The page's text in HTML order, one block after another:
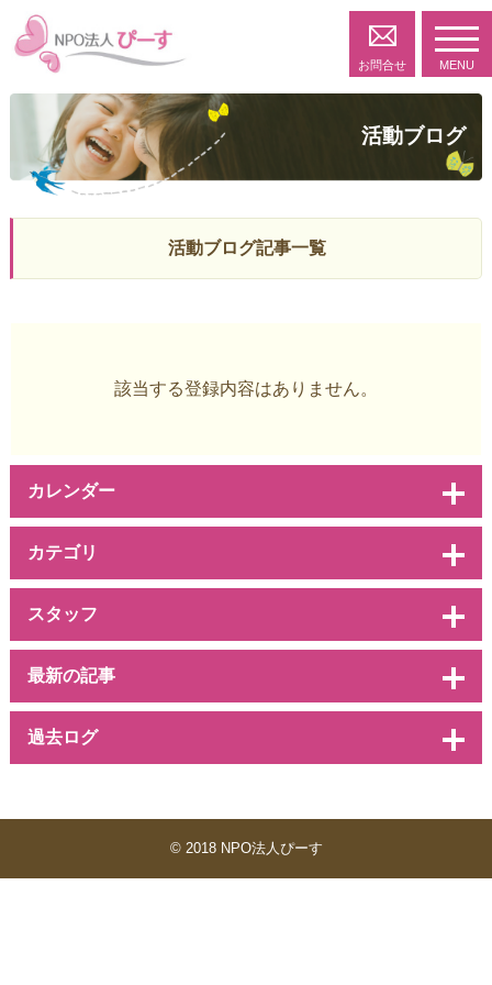
お問合せ MENU
活動ブログ
活動ブログ記事一覧
該当する登録内容はありません。
カレンダー
カテゴリ
スタッフ
最新の記事
過去ログ
© 2018 NPO法人ぴーす